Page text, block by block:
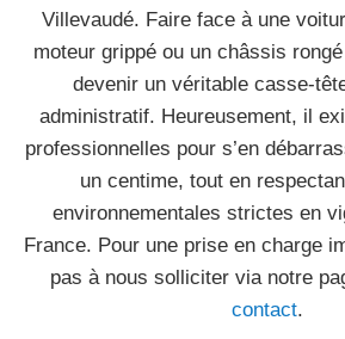
Villevaudé. Faire face à une
moteur grippé ou un châssis
devenir un véritable casse-
administratif. Heureusement, il
professionnelles pour s’en
un centime, tout en
environnementales strictes en
France. Pour une prise en charge
pas à nous solliciter via notre
contact.